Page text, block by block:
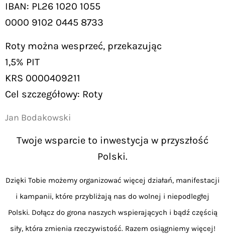
IBAN: PL26 1020 1055
0000 9102 0445 8733
Roty można wesprzeć, przekazując
1,5% PIT
KRS 0000409211
Cel szczegółowy: Roty
Jan Bodakowski
Twoje wsparcie to inwestycja w przyszłość
Polski.
Dzięki Tobie możemy organizować więcej działań, manifestacji
i kampanii, które przybliżają nas do wolnej i niepodległej
Polski. Dołącz do grona naszych wspierających i bądź częścią
siły, która zmienia rzeczywistość. Razem osiągniemy więcej!